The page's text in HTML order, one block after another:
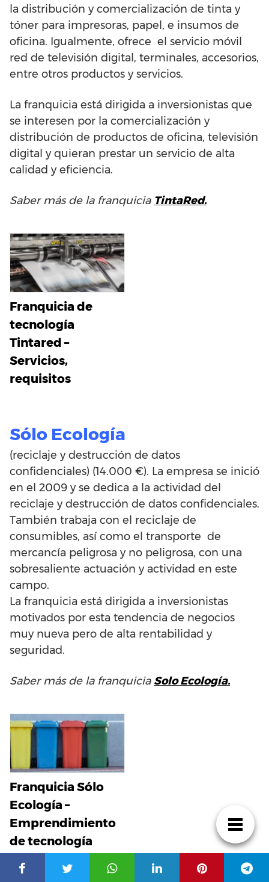
la distribución y comercialización de tinta y
tóner para impresoras, papel, e insumos de
oficina. Igualmente, ofrece el servicio móvil
red de televisión digital, terminales, accesorios,
entre otros productos y servicios.
La franquicia está dirigida a inversionistas que
se interesen por la comercialización y
distribución de productos de oficina, televisión
digital y quieran prestar un servicio de alta
calidad y eficiencia.
Saber más de la franquicia TintaRed.
Franquicia de
tecnología
Tintared –
Servicios,
requisitos
Sólo Ecología
(reciclaje y destrucción de datos
confidenciales) (14.000 €). La empresa se inició
en el 2009 y se dedica a la actividad del
reciclaje y destrucción de datos confidenciales.
También trabaja con el reciclaje de
consumibles, así como el transporte de
mercancía peligrosa y no peligrosa, con una
sobresaliente actuación y actividad en este
campo.
La franquicia está dirigida a inversionistas
motivados por esta tendencia de negocios
muy nueva pero de alta rentabilidad y
seguridad.
Saber más de la franquicia Solo Ecología.
Franquicia Sólo
Ecología –
Emprendimiento
de tecnología